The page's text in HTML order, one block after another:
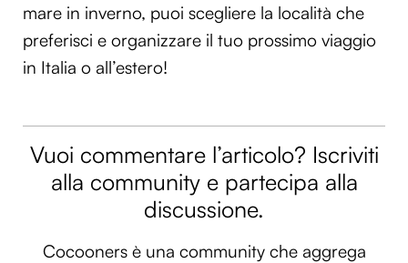
mare in inverno, puoi scegliere la località che
preferisci e organizzare il tuo prossimo viaggio
in Italia o all’estero!
Vuoi commentare l’articolo? Iscriviti
alla community e partecipa alla
discussione.
Cocooners è una community che aggrega